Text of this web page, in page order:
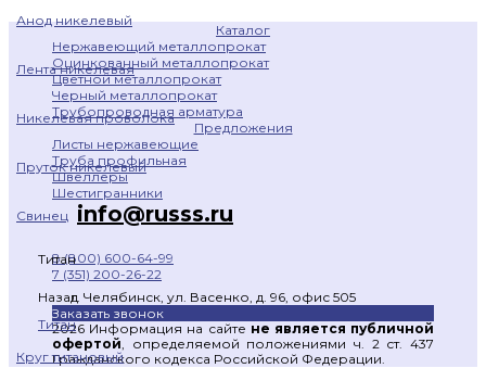
Анод никелевый
Лента никелевая
Никелевая проволока
Пруток никелевый
Свинец
Титан
Назад
Титан
Круг титановый
Каталог
Нержавеющий металлопрокат
Оцинкованный металлопрокат
Цветной металлопрокат
Черный металлопрокат
Трубопроводная арматура
Предложения
Листы нержавеющие
Труба профильная
Швеллеры
Шестигранники
info@russs.ru
8 (800) 600-64-99
7 (351) 200-26-22
г. Челябинск, ул. Васенко, д. 96, офис 505
Заказать звонок
2026 Информация на сайте не является публичной
офертой , определяемой положениями ч. 2 ст. 437
Гражданского кодекса Российской Федерации.